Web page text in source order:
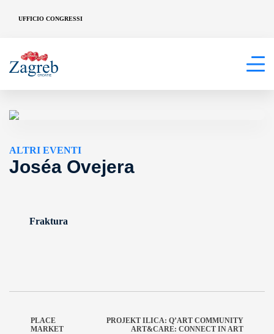
UFFICIO CONGRESSI
ALTRI EVENTI
Joséa Ovejera
Fraktura
PLACE
MARKET
PROJEKT ILICA: Q’ART COMMUNITY
ART&CARE: CONNECT IN ART